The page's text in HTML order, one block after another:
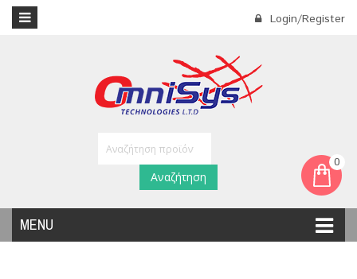
Login/Register
0
MENU
Αναζήτηση